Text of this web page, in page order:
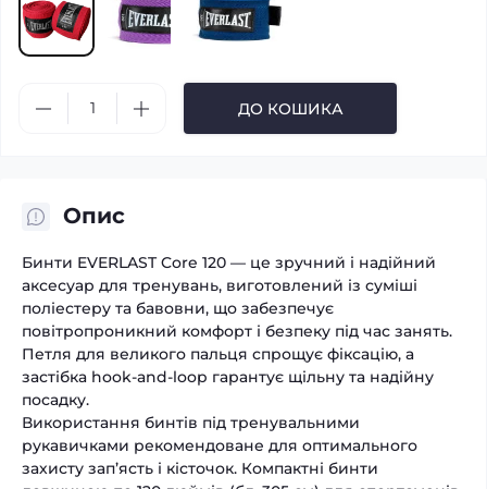
ДО КОШИКА
Опис
Бинти EVERLAST Core 120 — це зручний і надійний
аксесуар для тренувань, виготовлений із суміші
поліестеру та бавовни, що забезпечує
повітропроникний комфорт і безпеку під час занять.
Петля для великого пальця спрощує фіксацію, а
застібка hook-and-loop гарантує щільну та надійну
посадку.
Використання бинтів під тренувальними
рукавичками рекомендоване для оптимального
захисту зап’ясть і кісточок. Компактні бинти